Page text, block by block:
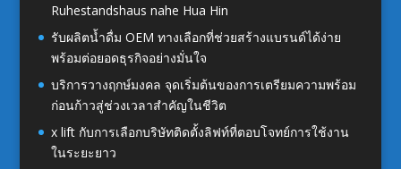
Ruhestandshaus nahe Hua Hin
รับผลิตน้ำดื่ม OEM ทางเลือกที่ช่วยสร้างแบรนด์ได้ง่าย
พร้อมต่อยอดธุรกิจอย่างมั่นใจ
บริการวางฤกษ์มงคล จุดเริ่มต้นของการเตรียมความพร้อม
ก่อนก้าวสู่ช่วงเวลาสำคัญในชีวิต
x lift กับการเลือกบริษัทติดตั้งลิฟท์ที่ตอบโจทย์การใช้งาน
ในระยะยาว